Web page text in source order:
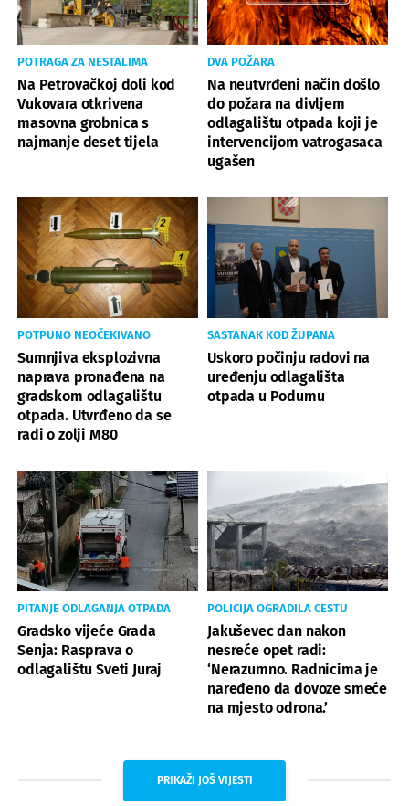
POTRAGA ZA NESTALIMA
Na Petrovačkoj doli kod
Vukovara otkrivena
masovna grobnica s
najmanje deset tijela
DVA POŽARA
Na neutvrđeni način došlo
do požara na divljem
odlagalištu otpada koji je
intervencijom vatrogasaca
ugašen
POTPUNO NEOČEKIVANO
Sumnjiva eksplozivna
naprava pronađena na
gradskom odlagalištu
otpada. Utvrđeno da se
radi o zolji M80
SASTANAK KOD ŽUPANA
Uskoro počinju radovi na
uređenju odlagališta
otpada u Podumu
PITANJE ODLAGANJA OTPADA
Gradsko vijeće Grada
Senja: Rasprava o
odlagalištu Sveti Juraj
POLICIJA OGRADILA CESTU
Jakuševec dan nakon
nesreće opet radi:
‘Nerazumno. Radnicima je
naređeno da dovoze smeće
na mjesto odrona.’
PRIKAŽI JOŠ VIJESTI